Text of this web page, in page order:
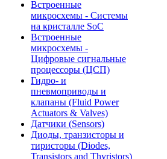
Встроенные
микросхемы - Системы
на кристалле SoC
Встроенные
микросхемы -
Цифровые сигнальные
процессоры (ЦСП)
Гидро- и
пневмоприводы и
клапаны (Fluid Power
Actuators & Valves)
Датчики (Sensors)
Диоды, транзисторы и
тиристоры (Diodes,
Transistors and Thyristors)